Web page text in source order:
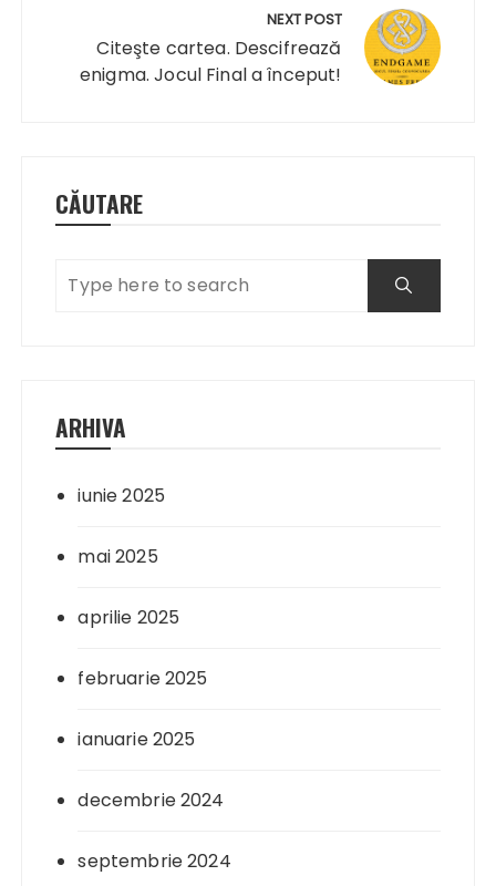
NEXT POST
Citeşte cartea. Descifrează
enigma. Jocul Final a început!
CĂUTARE
ARHIVA
iunie 2025
mai 2025
aprilie 2025
februarie 2025
ianuarie 2025
decembrie 2024
septembrie 2024